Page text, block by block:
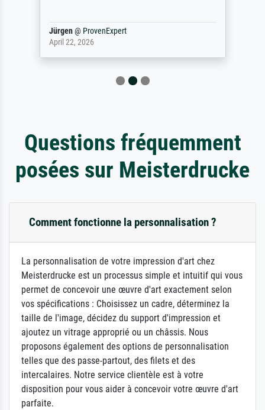
Jürgen@ ProvenExpert
April 22, 2026
Questions fréquemment
posées sur Meisterdrucke
Comment fonctionne la personnalisation ?
La personnalisation de votre impression d'art chez
Meisterdrucke est un processus simple et intuitif qui vous
permet de concevoir une œuvre d'art exactement selon
vos spécifications : Choisissez un cadre, déterminez la
taille de l'image, décidez du support d'impression et
ajoutez un vitrage approprié ou un châssis. Nous
proposons également des options de personnalisation
telles que des passe-partout, des filets et des
intercalaires. Notre service clientèle est à votre
disposition pour vous aider à concevoir votre œuvre d'art
parfaite.